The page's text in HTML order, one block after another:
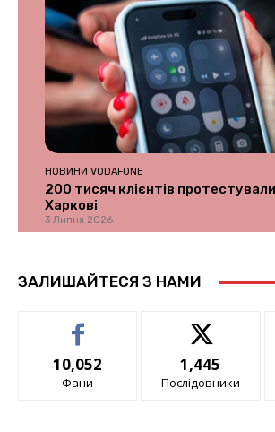
НОВИНИ VODAFONE
200 тисяч клієнтів
Харкові
3 Липня 2026
ЗАЛИШАЙТЕСЯ З НАМИ
10,052
Фани
1,445
Послідовники